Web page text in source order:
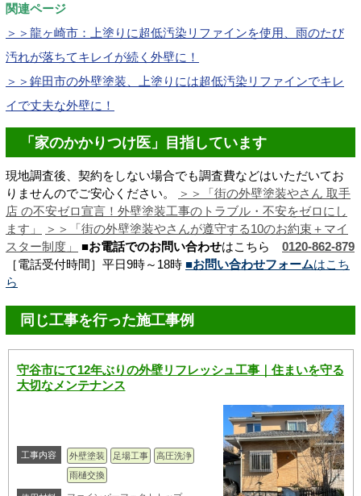
関連ページ
＞＞龍ヶ崎市：上塗りに超低汚染リファインを使用、雨のたび
汚れが落ちてキレイが続く外壁に！
＞＞鉾田市の外壁塗装、上塗りには超低汚染リファインでキレ
イで丈夫な外壁に！
「家のかかりつけ医」目指しています
現地調査後、契約をしない場合でも調査費などはいただいてお
りませんのでご安心ください。
＞＞「街の外壁塗装やさん 取手
店 の不安ゼロ宣言！ 外壁塗装工事のトラブル・不安をゼロにし
ます 」
＞＞「街の外壁塗装やさんが遵守する10のお約束＋マイ
スター制度」
■お電話でのお問い合わせはこちら
0120-862-879
［電話受付時間］平日9時～18時 ■お問い合わせフォームはこち
ら
同じ工事を行った施工事例
守谷市にて12年ぶりの外壁リフレッシュ工事｜住まいを守る
大切なメンテナンス
工事内容 外壁塗装 足場工事
高圧洗浄
雨樋交換